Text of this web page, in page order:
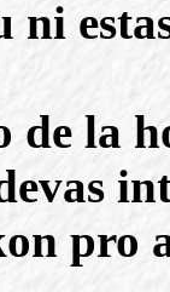
ni
la
pro